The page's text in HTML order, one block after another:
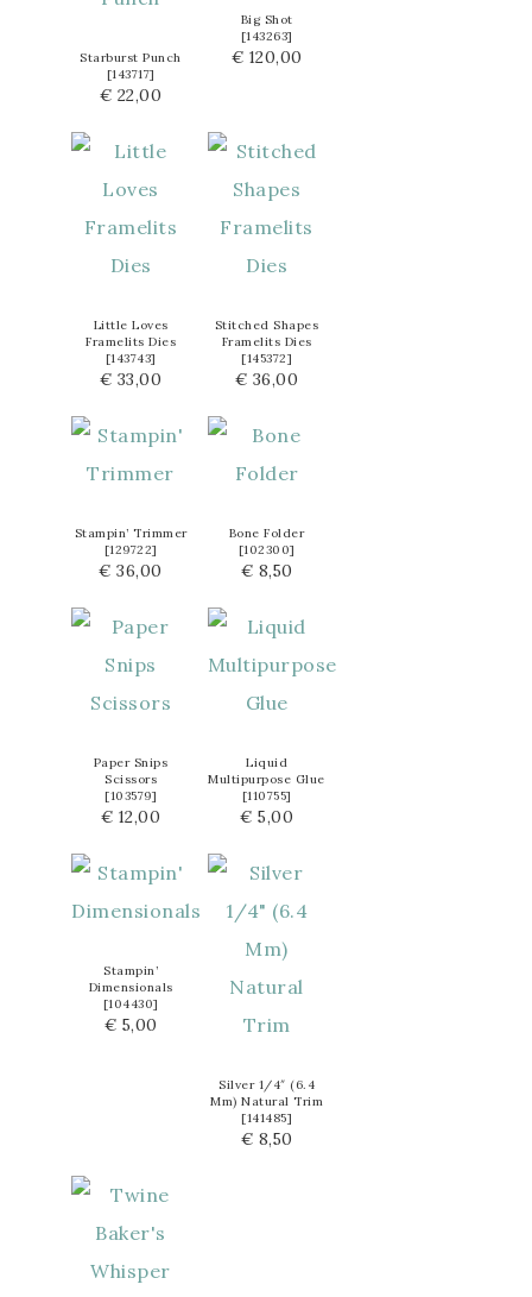
Starburst Punch
[143717]
€ 22,00
Big Shot
[143263]
€ 120,00
Little Loves
Framelits Dies
[143743]
€ 33,00
Stitched Shapes
Framelits Dies
[145372]
€ 36,00
Stampin’ Trimmer
[129722]
€ 36,00
Bone Folder
[102300]
€ 8,50
Paper Snips
Scissors
[103579]
€ 12,00
Liquid
Multipurpose Glue
[110755]
€ 5,00
Stampin’
Dimensionals
[104430]
€ 5,00
Silver 1/4″ (6.4
Mm) Natural Trim
[141485]
€ 8,50